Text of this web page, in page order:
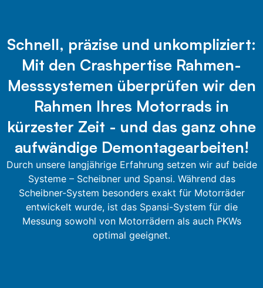
Schnell, präzise und unkompliziert:
Mit den Crashpertise Rahmen-
Messsystemen überprüfen wir den
Rahmen Ihres Motorrads in
kürzester Zeit - und das ganz ohne
aufwändige Demontagearbeiten!
Durch unsere langjährige Erfahrung setzen wir auf beide
Systeme – Scheibner und Spansi. Während das
Scheibner-System besonders exakt für Motorräder
entwickelt wurde, ist das Spansi-System für die
Messung sowohl von Motorrädern als auch PKWs
optimal geeignet.